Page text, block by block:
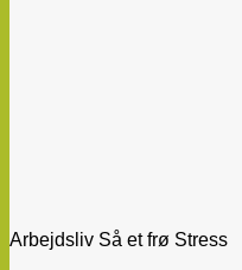
Arbejdsliv Så et frø Stress